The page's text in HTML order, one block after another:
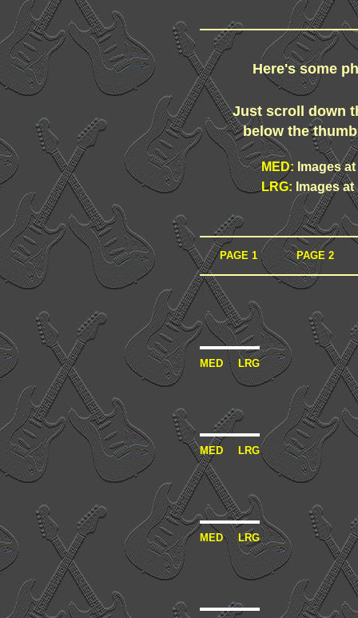
Here's some
Just scroll down
below the
MED: Images
LRG: Images
PAGE 1 PAGE 2
MED LRG
MED LRG
MED LRG